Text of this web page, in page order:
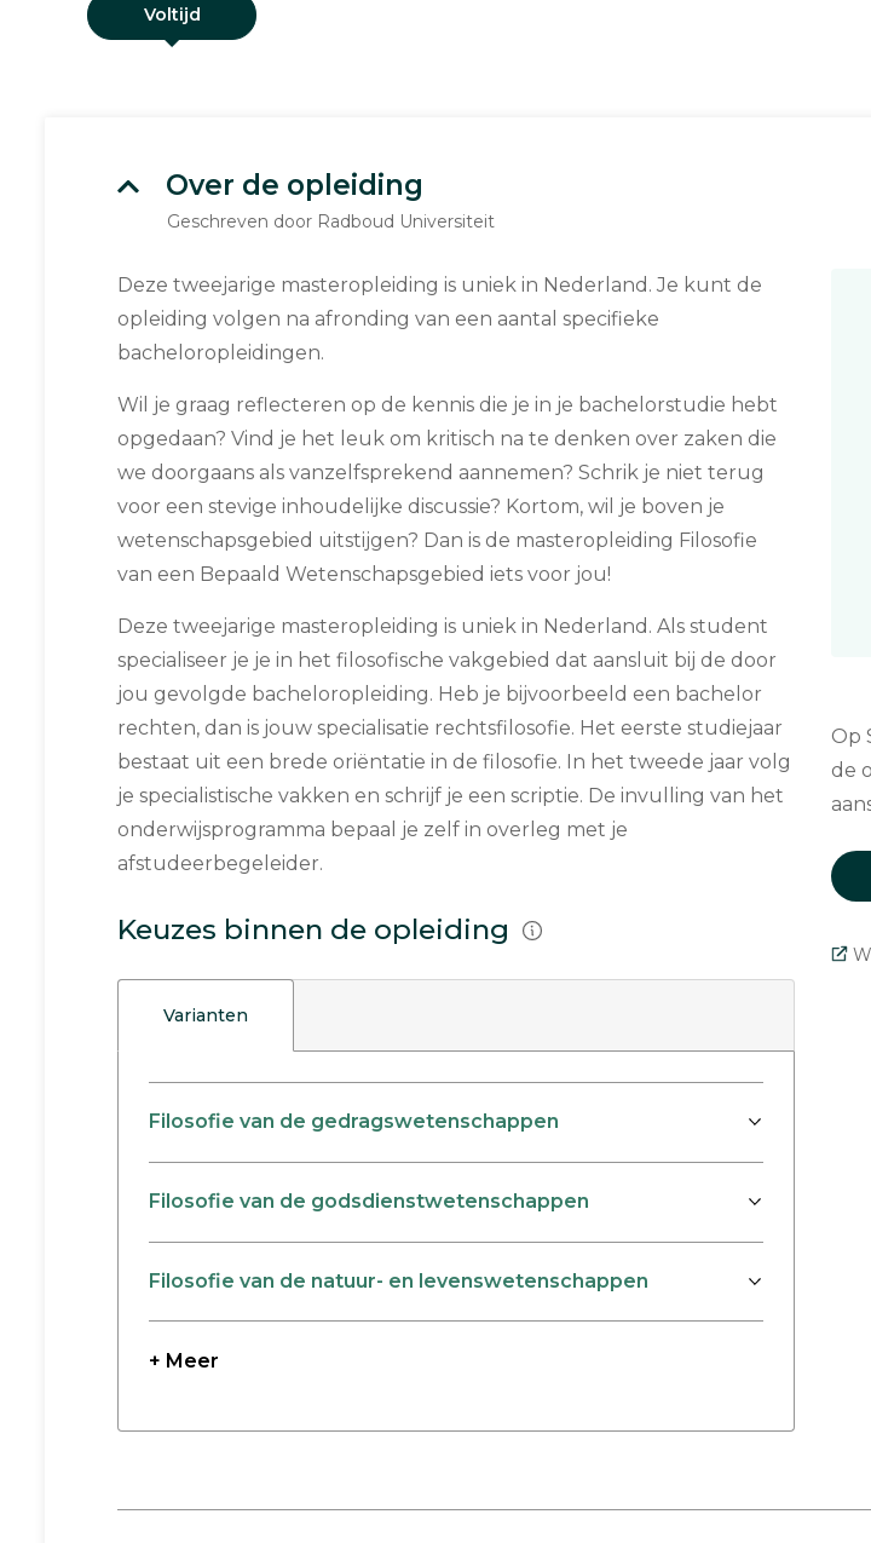
Voltijd
Over de opleiding
Geschreven door Radboud Universiteit
Deze tweejarige masteropleiding is uniek in Nederland. Je kunt de
opleiding volgen na afronding van een aantal specifieke
bacheloropleidingen.
Wil je graag reflecteren op de kennis die je in je bachelorstudie hebt
opgedaan? Vind je het leuk om kritisch na te denken over zaken die
we doorgaans als vanzelfsprekend aannemen? Schrik je niet terug
voor een stevige inhoudelijke discussie? Kortom, wil je boven je
wetenschapsgebied uitstijgen? Dan is de masteropleiding Filosofie
van een Bepaald Wetenschapsgebied iets voor jou!
Deze tweejarige masteropleiding is uniek in Nederland. Als student
specialiseer je je in het filosofische vakgebied dat aansluit bij de door
jou gevolgde bacheloropleiding. Heb je bijvoorbeeld een bachelor
rechten, dan is jouw specialisatie rechtsfilosofie. Het eerste studiejaar
bestaat uit een brede oriëntatie in de filosofie. In het tweede jaar volg
je specialistische vakken en schrijf je een scriptie. De invulling van het
onderwijsprogramma bepaal je zelf in overleg met je
afstudeerbegeleider.
Keuzes binnen de opleiding
Varianten
Filosofie van de gedragswetenschappen
Filosofie van de godsdienstwetenschappen
Filosofie van de natuur- en levenswetenschappen
+ Meer
Op
de